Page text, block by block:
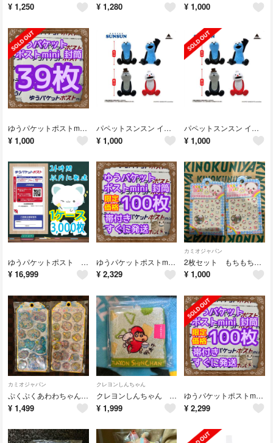
¥ 1,250 ¥ 1,280 ¥ 1,000
ゆうパケットポストmini 封筒 39枚 すぐに発送 折り曲げ無し 防水加工
¥ 1,000
パペットスンスン インテリアミニフィギュア 全4種セット コンプリート
¥ 1,000
パペットスンスン インテリアミニフィギュア 全4種セット コンプリート
¥ 1,000
ゆうパケットポスト シール 3000枚 1ケース 定価15,000円
¥ 16,999
ゆうパケットポストmini 封筒 100枚 すぐに発送 折り曲げ無し 帯付き
¥ 2,329
カミオジャパン
2枚セット もちもちぱんだ ネイルにも使える デコプチステッカー カミオジャパン
¥ 1,000
カミオジャパン
ぷくぷくあわわちゃん ウォーターインシール 2枚 国内正規品 カミオジャパン
¥ 1,499
クレヨンしんちゃん
クレヨンしんちゃん 福岡限定 明太子 タオルハンカチ 伊東純也選手 新品未開封
¥ 1,999
ゆうパケットポストmini 封筒 100枚 すぐに発送 折り曲げ無し 帯付き
¥ 2,299